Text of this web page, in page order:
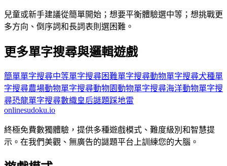
兒童或新手建議從簡單開始；想要平衡體驗選中等；想挑戰更
多方向、倒序詞和長詞表則選困難。
更多單字搜尋與邏輯遊戲
簡單單字搜尋中等單字搜尋困難單字搜尋動物單字搜尋犬種單
字搜尋農場動物單字搜尋動物園動物單字搜尋海洋動物單字搜
尋恐龍單字搜尋數織皇后謎題踩地雷
onlinesudoku.io
終極免費數獨體驗，提供多種遊戲模式、難度級別和智慧提
示。在我們美觀、無廣告的謎題平台上訓練您的大腦。